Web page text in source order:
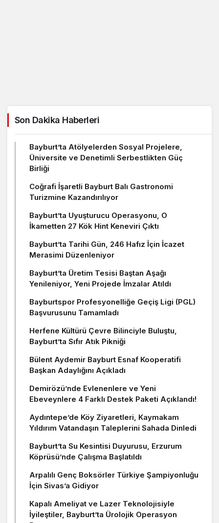
Son Dakika Haberleri
Bayburt’ta Atölyelerden Sosyal Projelere,
Üniversite ve Denetimli Serbestlikten Güç
Birliği
Coğrafi İşaretli Bayburt Balı Gastronomi
Turizmine Kazandırılıyor
Bayburt’ta Uyuşturucu Operasyonu, O
İkametten 27 Kök Hint Keneviri Çıktı
Bayburt’ta Tarihi Gün, 246 Hafız İçin İcazet
Merasimi Düzenleniyor
Bayburt’ta Üretim Tesisi Baştan Aşağı
Yenileniyor, Yeni Projede İmzalar Atıldı
Bayburtspor Profesyonelliğe Geçiş Ligi (PGL)
Başvurusunu Tamamladı
Herfene Kültürü Çevre Bilinciyle Buluştu,
Bayburt’ta Sıfır Atık Pikniği
Bülent Aydemir Bayburt Esnaf Kooperatifi
Başkan Adaylığını Açıkladı
Demirözü’nde Evlenenlere ve Yeni
Ebeveynlere 4 Farklı Destek Paketi Açıklandı!
Aydıntepe’de Köy Ziyaretleri, Kaymakam
Yıldırım Vatandaşın Taleplerini Sahada Dinledi
Bayburt’ta Su Kesintisi Duyurusu, Erzurum
Köprüsü’nde Çalışma Başlatıldı
Arpalılı Genç Boksörler Türkiye Şampiyonluğu
İçin Sivas’a Gidiyor
Kapalı Ameliyat ve Lazer Teknolojisiyle
İyileştiler, Bayburt’ta Ürolojik Operasyon